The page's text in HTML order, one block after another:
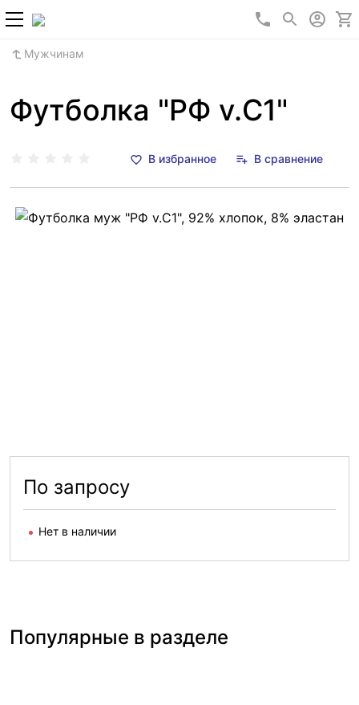
+7 (800) 700-
Мужчинам
Футболка "РФ v.C1"
В избранное В сравнение
По запросу
Нет в наличии
Популярные в разделе